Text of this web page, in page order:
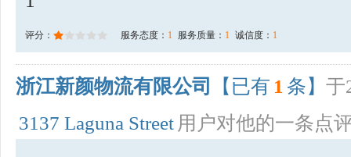
评分： 服务态度： 1 服务质量： 1 诚信度： 1
浙江新颜物流有限公司 【已有 1 条】 于
3137 Laguna Street 用户对他的一条点